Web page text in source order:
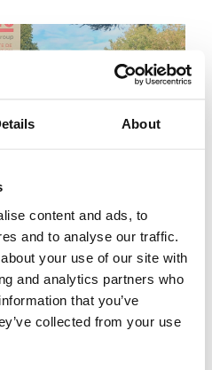
About
content and ads, to
and to analyse our traffic.
your use of our site with
and analytics partners who
that you’ve
collected from your use
aux experts du GIM
GROUSSIER, Naomi
ont pu être accueillis par les
adhérente située à